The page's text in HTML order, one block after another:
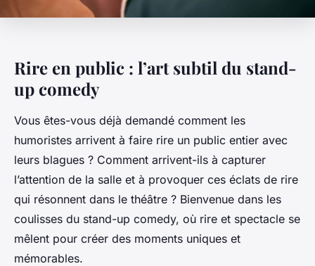
Rire en public : l’art subtil du stand-
up comedy
Vous êtes-vous déjà demandé comment les
humoristes arrivent à faire rire un public entier avec
leurs blagues ? Comment arrivent-ils à capturer
l’attention de la salle et à provoquer ces éclats de rire
qui résonnent dans le théâtre ? Bienvenue dans les
coulisses du stand-up comedy, où rire et spectacle se
mêlent pour créer des moments uniques et
mémorables.